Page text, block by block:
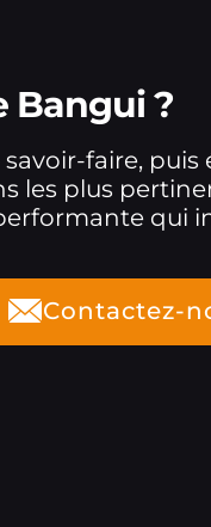
Bangui ?
faire, puis
les plus
qui
Contactez-